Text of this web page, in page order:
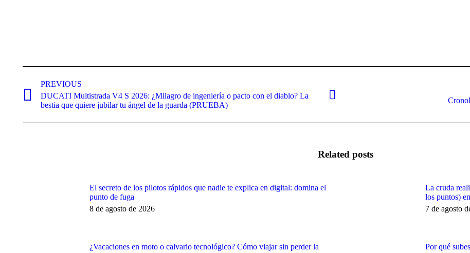
navigation
PREVIOUS
Previous
post:
DUCATI Multistrada V4 S 2026: ¿Milagro de ingeniería o pacto con el diablo? La
bestia que quiere jubilar tu ángel de la guarda (PRUEBA)
Related posts
El secreto de los pilotos rápidos que nadie te explica en digital: domina el
punto de fuga
8 de agosto de 2026
La cruda
los puntos)
7 de agosto
¿Vacaciones en moto o calvario tecnológico? Cómo viajar sin perder la
Por qué